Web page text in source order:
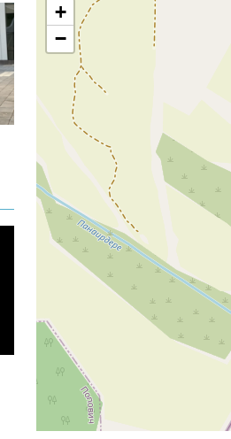
+
−